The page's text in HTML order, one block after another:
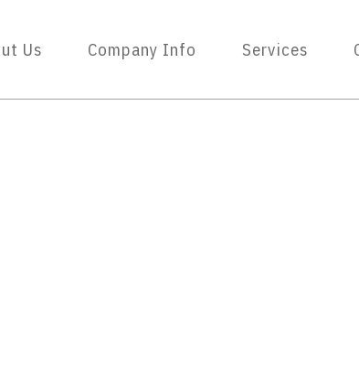
Us Company Info Services